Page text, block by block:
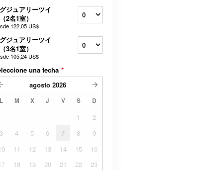
ジュアリーツイ
2名1室）
122,05 US$
ジュアリーツイ
3名1室）
105,24 US$
una fecha *
agosto 2026
L M X J V S D
1
2
3
4 5 6 7 8
9
11 12 13 14 15
16
18 19 20 21 22
23